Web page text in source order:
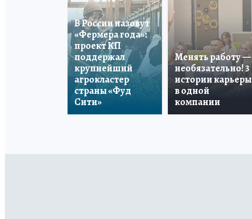
В России назовут
«Фермера года»:
проект КП
поддержал
крупнейший
агрокластер
страны «Фуд
Сити»
Менять работу —
необязательно! 3
истории карьеры
в одной
компании